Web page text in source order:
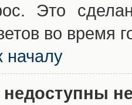
Это
во время
началу
недоступны